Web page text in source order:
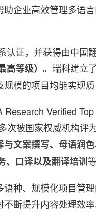
企业高效管理多语
证，并获得由中国
等级） 。瑞科建立
模的项目均能实现
Verified
被国家权威机构评
与文案撰写、 母语润色
、 口译以及翻译培训
种、规模化项目管
断提升内容处理效